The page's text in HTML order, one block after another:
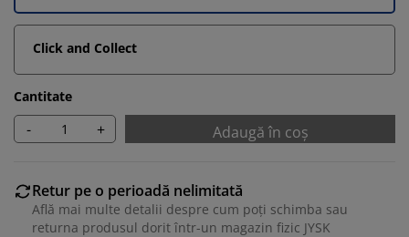
Click and Collect
Cantitate
- + Adaugă în coș
Retur pe o perioadă nelimitată
Află mai multe detalii despre cum poți schimba sau
returna produsul dorit într-un magazin fizic JYSK